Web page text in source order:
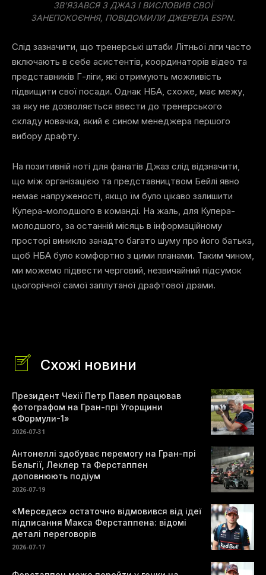
ЗВ’ЯЗАВСЯ З ДЖАЗ І ВИСЛОВИВ СВОЇ
ЗАНЕПОКОЄННЯ, ПОВІДОМИЛИ ДЖЕРЕЛА ESPN.
Слід зазначити, що тренерські штаби Літньої ліги часто
включають в себе асистентів, координаторів відео та
представників Г-ліги, які отримують можливість
підвищити свої посади. Однак НБА, схоже, має межу,
за яку не дозволяється ввести до тренерського
складу новачка, який є сином менеджера першого
вибору драфту.
На позитивній ноті для фанатів Джаз слід відзначити,
що між організацією та представництвом Бейлі явно
немає напруженості, якщо їм було цікаво залишити
Купера-молодшого в команді. На жаль, для Купера-
молодшого, за останній місяць в інформаційному
просторі виникло занадто багато шуму про його батька,
щоб НБА було комфортно з цими планами. Таким чином,
ми можемо підвести черговий, незвичайний підсумок
цьогорічної самої заплутаної драфтової драми.
Схожі новини
Президент Чехії Петр Павел працював
фотографом на Гран-прі Угорщини
«Формули-1»
2026-07-31
Антонеллі здобуває перемогу на Гран-прі
Бельгії, Леклер та Ферстаппен
доповнюють подіум
2026-07-19
«Мерседес» остаточно відмовився від ідеї
підписання Макса Ферстаппена: відомі
деталі переговорів
2026-07-17